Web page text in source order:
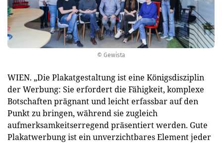
© Gewista
WIEN. „Die Plakatgestaltung ist eine Königsdisziplin
der Werbung: Sie erfordert die Fähigkeit, komplexe
Botschaften prägnant und leicht erfassbar auf den
Punkt zu bringen, während sie zugleich
aufmerksamkeitserregend präsentiert werden. Gute
Plakatwerbung ist ein unverzichtbares Element jeder